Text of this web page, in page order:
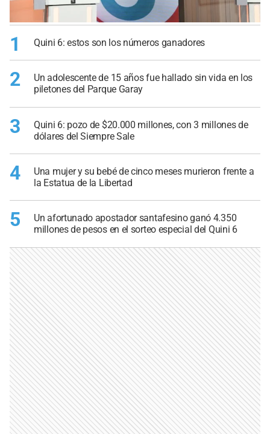
1 Quini 6: estos son los números ganadores
2
Un adolescente de 15 años fue hallado sin vida en los
piletones del Parque Garay
3
Quini 6: pozo de $20.000 millones, con 3 millones de
dólares del Siempre Sale
4
Una mujer y su bebé de cinco meses murieron frente a
la Estatua de la Libertad
5
Un afortunado apostador santafesino ganó 4.350
millones de pesos en el sorteo especial del Quini 6